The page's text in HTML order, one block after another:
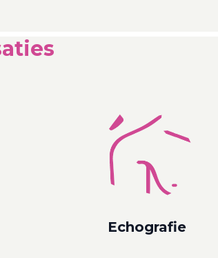
Echografie